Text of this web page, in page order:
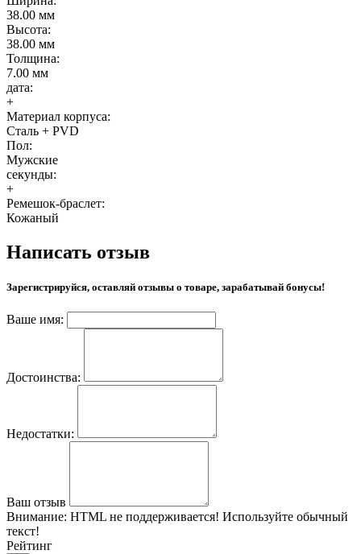
38.00 мм
Высота:
38.00 мм
Толщина:
7.00 мм
дата:
+
Материал корпуса:
Сталь + PVD
Пол:
Мужские
секунды:
+
Ремешок-браслет:
Кожаный
Написать отзыв
Зарегистрируйся, оставляй отзывы о товаре, зарабатывай бонусы!
Ваше имя:
Достоинства:
Недостатки:
Ваш отзыв
Внимание: HTML не поддерживается! Используйте обычный
текст!
Рейтинг